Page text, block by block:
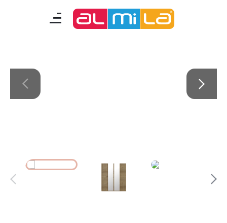
çocuk/bebek odası
Almila Blog